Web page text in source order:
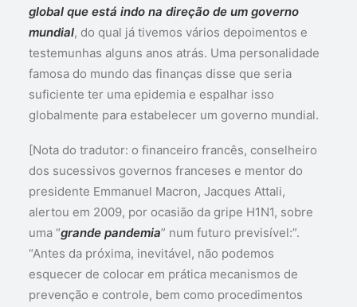
global que está indo na direção de um governo
mundial, do qual já tivemos vários depoimentos e
testemunhas alguns anos atrás. Uma personalidade
famosa do mundo das finanças disse que seria
suficiente ter uma epidemia e espalhar isso
globalmente para estabelecer um governo mundial.
[Nota do tradutor: o financeiro francês, conselheiro
dos sucessivos governos franceses e mentor do
presidente Emmanuel Macron, Jacques Attali,
alertou em 2009, por ocasião da gripe H1N1, sobre
uma “grande pandemia” num futuro previsível:”.
“Antes da próxima, inevitável, não podemos
esquecer de colocar em prática mecanismos de
prevenção e controle, bem como procedimentos